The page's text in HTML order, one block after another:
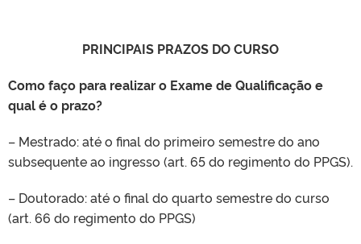
PRINCIPAIS PRAZOS DO CURSO
Como faço para realizar o Exame de Qualificação e
qual é o prazo?
– Mestrado: até o final do primeiro semestre do ano
subsequente ao ingresso (art. 65 do regimento do PPGS).
– Doutorado: até o final do quarto semestre do curso
(art. 66 do regimento do PPGS)